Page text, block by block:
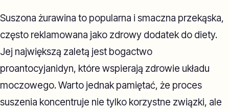
Suszona żurawina to popularna i smaczna przekąska,
często reklamowana jako zdrowy dodatek do diety.
Jej największą zaletą jest bogactwo
proantocyjanidyn, które wspierają zdrowie układu
moczowego. Warto jednak pamiętać, że proces
suszenia koncentruje nie tylko korzystne związki, ale